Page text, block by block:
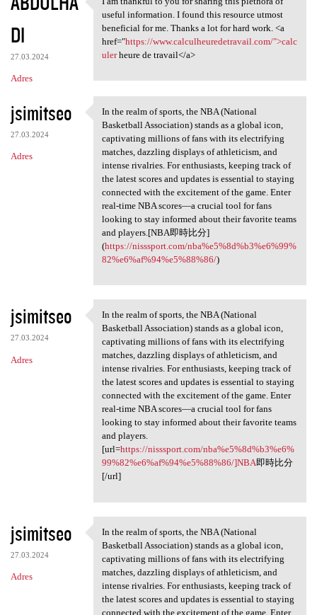
DI
27.03.2024
Adres
I am thankful to you for
useful information. I found this resource utmost
beneficial for me. Thanks a lot for hard work. <a
href="https://www.calculheuredetravail.com/">calc
ulerheure de travail</a>
jsimitseo
27.03.2024
Adres
In the realm of sports, the
In the realm of sports, the NBA (National
Basketball Association) stands as a global icon,
captivating millions of fans with its electrifying
matches, dazzling displays of athleticism, and
intense rivalries. For enthusiasts, keeping track of
the latest scores and updates is essential to staying
connected with the excitement of the game. Enter
real-time NBA scores—a crucial tool for fans
looking to stay informed about their favorite teams
and players.[NBA即時比分]
(https://nisssport.com/nba%e5%8d%b3%e6%99%
82%e6%af%94%e5%88%86/)
jsimitseo
27.03.2024
Adres
In the realm of sports, the
In the realm of sports, the NBA (National
Basketball Association) stands as a global icon,
captivating millions of fans with its electrifying
matches, dazzling displays of athleticism, and
intense rivalries. For enthusiasts, keeping track of
the latest scores and updates is essential to staying
connected with the excitement of the game. Enter
real-time NBA scores—a crucial tool for fans
looking to stay informed about their favorite teams
and players.
[url=https://nisssport.com/nba%e5%8d%b3%e6%
99%82%e6%af%94%e5%88%86/]NBA即時比分
[/url]
jsimitseo
27.03.2024
Adres
In the realm of sports, the
In the realm of sports, the NBA (National
Basketball Association) stands as a global icon,
captivating millions of fans with its electrifying
matches, dazzling displays of athleticism, and
intense rivalries. For enthusiasts, keeping track of
the latest scores and updates is essential to staying
connected with the excitement of the game. Enter